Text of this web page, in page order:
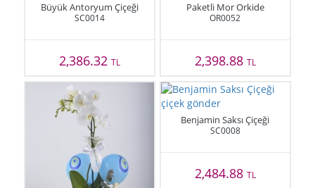
Büyük Antoryum Çiçeği
SC0014
2,386.32TL
Paketli Mor Orkide
OR0052
2,398.88 TL
Benjamin Saksı Çiçeği
SC0008
2,484.88 TL